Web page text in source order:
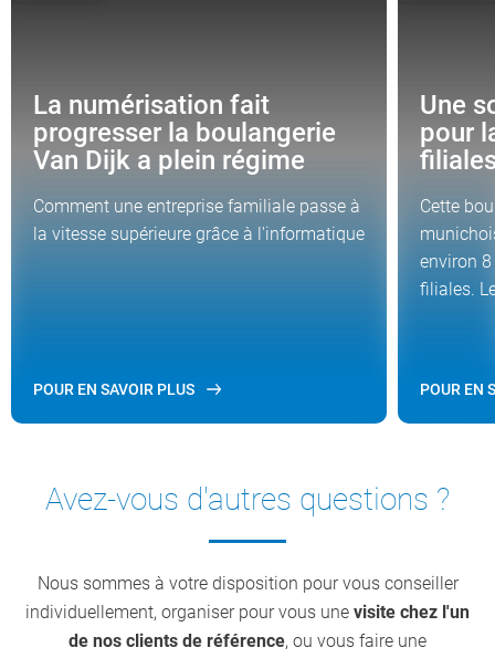
La numérisation fait
progresser la boulangerie
Van Dijk a plein régime
Comment une entreprise familiale passe à
la vitesse supérieure grâce à l'informatique
POUR EN SAVOIR PLUS
Une
pour
Cette
environ
filiales.
POUR EN
Avez-vous d'autres questions ?
Nous sommes à votre disposition pour vous conseiller
individuellement, organiser pour vous une visite chez l'un
de nos clients de référence, ou vous faire une